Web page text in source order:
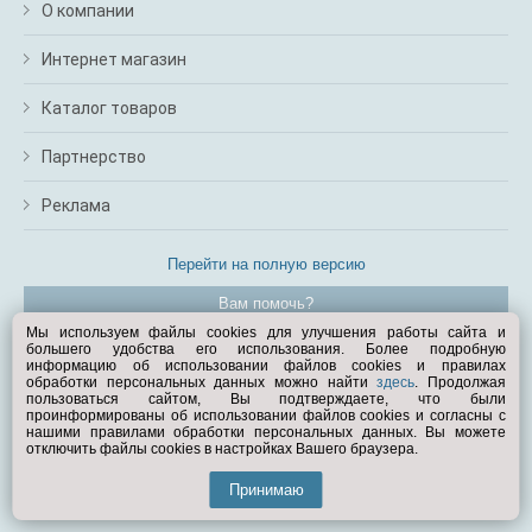
О компании
Интернет магазин
Каталог товаров
Партнерство
Реклама
Перейти на полную версию
Вам помочь?
© Exist.ru 1998—2026
Мы используем файлы cookies для улучшения работы сайта и
большего удобства его использования. Более подробную
информацию об использовании файлов cookies и правилах
обработки персональных данных можно найтиздесь. Продолжая
пользоваться сайтом, Вы подтверждаете, что были
проинформированы об использовании файлов cookies и согласны с
нашими правилами обработки персональных данных. Вы можете
отключить файлы cookies в настройках Вашего браузера.
Принимаю